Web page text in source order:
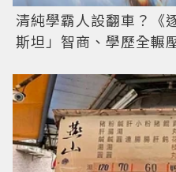
清純學霸人設翻車？《
斯坦」智商、學歷全輾